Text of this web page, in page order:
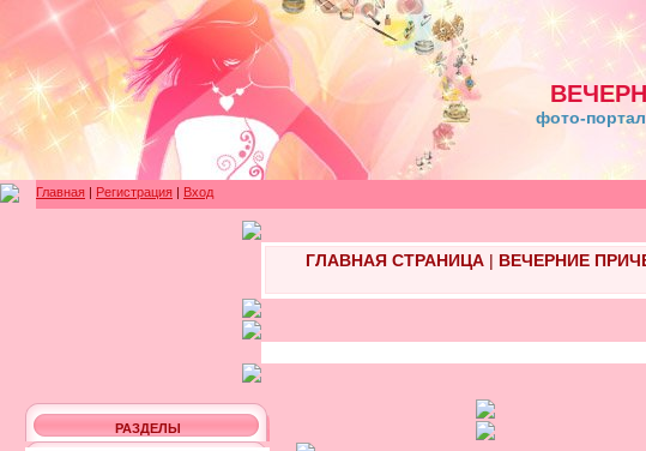
фото-
Главная | Регистрация | Вход
ГЛАВНАЯ СТРАНИЦА| ВЕЧЕРНИЕ
РАЗДЕЛЫ